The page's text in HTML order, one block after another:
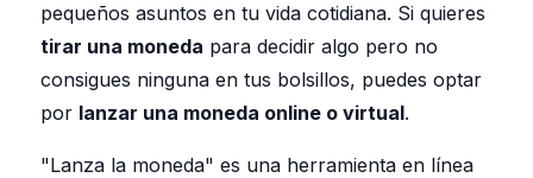
pequeños asuntos en tu vida cotidiana. Si quieres
tirar una moneda para decidir algo pero no
consigues ninguna en tus bolsillos, puedes optar
por lanzar una moneda online o virtual.
"Lanza la moneda" es una herramienta en línea